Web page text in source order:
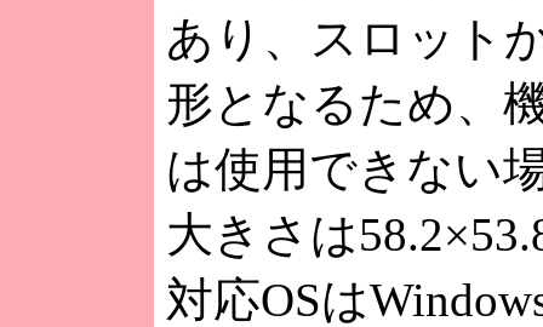
あり、スロット
形となるため、
は使用できない
大きさは
対応OSは